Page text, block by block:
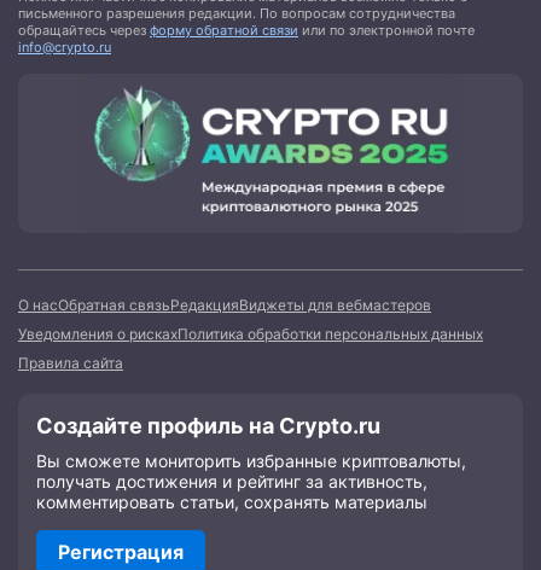
письменного разрешения редакции. По вопросам сотрудничества
обращайтесь через форму обратной связи или по электронной почте
info@crypto.ru
О насОбратная связьРедакцияВиджеты для вебмастеров
Уведомления о рискахПолитика обработки персональных данных
Правила сайта
Создайте профиль на Crypto.ru
Вы сможете мониторить избранные криптовалюты,
получать достижения и рейтинг за активность,
комментировать статьи, сохранять материалы
Регистрация